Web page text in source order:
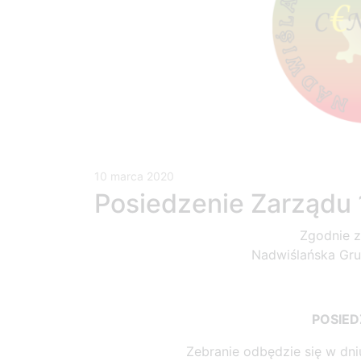
10 marca 2020
Posiedzenie
Zgodnie
Nadwiślańska
Zebranie odbędzie się w